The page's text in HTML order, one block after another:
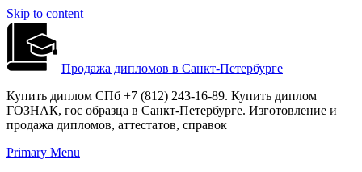
Skip to content
Продажа дипломов в Санкт-Петербурге
Купить диплом СПб +7 (812) 243-16-89. Купить диплом
ГОЗНАК, гос образца в Санкт-Петербурге. Изготовление и
продажа дипломов, аттестатов, справок
Primary Menu